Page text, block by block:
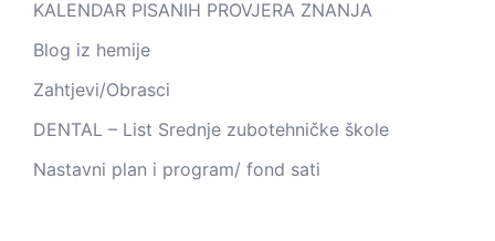
KALENDAR PISANIH PROVJERA ZNANJA
Blog iz hemije
Zahtjevi/Obrasci
DENTAL – List Srednje zubotehničke škole
Nastavni plan i program/ fond sati